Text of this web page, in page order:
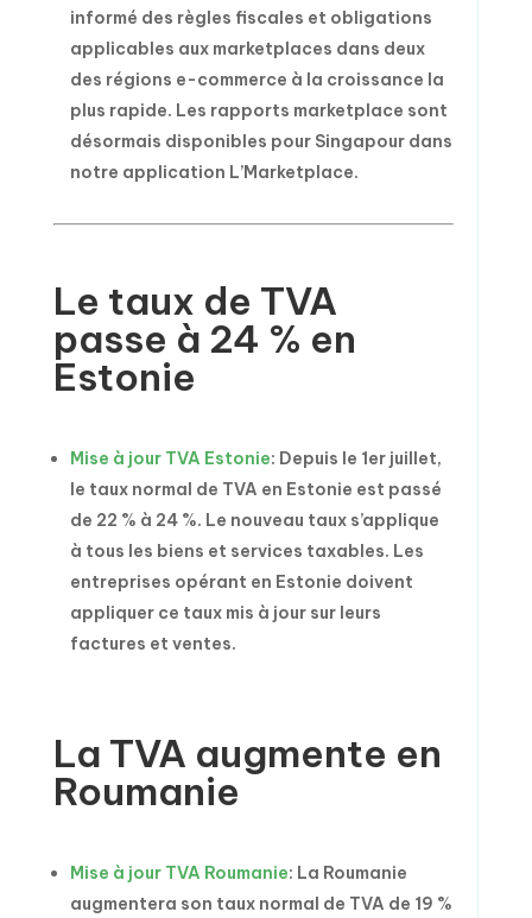
informé des règles fiscales et obligations
applicables aux marketplaces dans deux
des régions e-commerce à la croissance la
plus rapide. Les rapports marketplace sont
désormais disponibles pour Singapour dans
notre application L’Marketplace.
Le taux de TVA
passe à 24 % en
Estonie
Mise à jour TVA Estonie: Depuis le 1er juillet,
le taux normal de TVA en Estonie est passé
de 22 % à 24 %. Le nouveau taux s’applique
à tous les biens et services taxables. Les
entreprises opérant en Estonie doivent
appliquer ce taux mis à jour sur leurs
factures et ventes.
La TVA augmente en
Roumanie
Mise à jour TVA Roumanie: La Roumanie
augmentera son taux normal de TVA de 19 %